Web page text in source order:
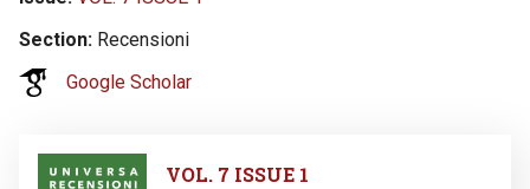
Section Recensioni
Google Scholar
VOL. 7 ISSUE 1